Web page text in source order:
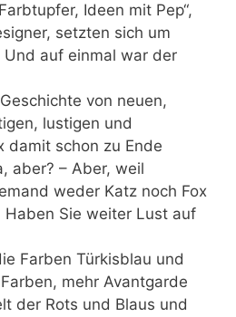
Ideen mit Pep“,
setzten sich um
Und auf einmal war der
von neuen,
lustigen und
damit schon zu Ende
aber? – Aber, weil
weder Katz noch Fox
Haben Sie weiter Lust auf
Farben Türkisblau und
mehr Avantgarde
der Rots und Blaus und